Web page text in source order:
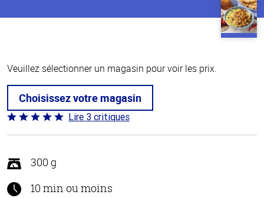
Veuillez sélectionner un magasin pour voir les prix.
Choisissez votre magasin
Coté
5 sur
Lire 3 critiques
300 g
10 min ou moins